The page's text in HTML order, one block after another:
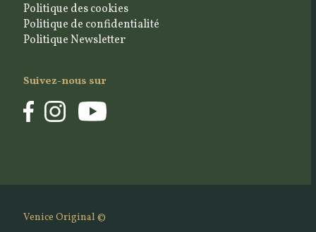
Politique des cookies
Politique de confidentialité
Politique Newsletter
Suivez-nous sur
Venice Original ©